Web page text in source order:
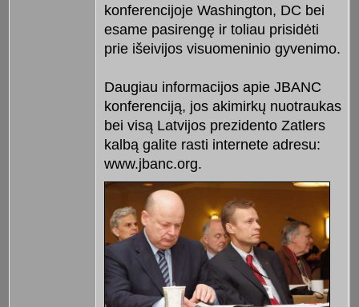
konferencijoje Washington, DC bei
esame pasirengę ir toliau prisidėti
prie išeivijos visuomeninio gyvenimo.
Daugiau informacijos apie JBANC
konferenciją, jos akimirkų nuotraukas
bei visą Latvijos prezidento Zatlers
kalbą galite rasti internete adresu:
www.jbanc.org.